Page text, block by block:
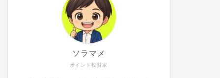
ポイント投資家
ソラマメ